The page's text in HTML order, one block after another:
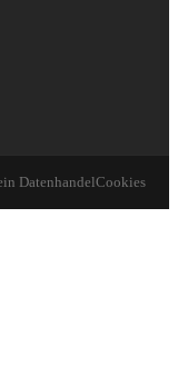
DatenhandelCookies